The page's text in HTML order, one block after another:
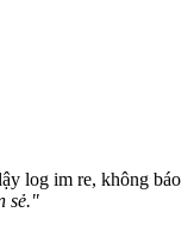
log im re, không báo
sẻ."